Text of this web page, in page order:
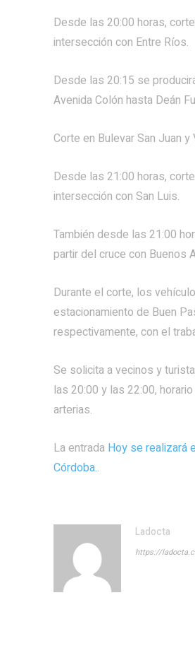
Desde las 20:00 horas,
intersección con Entre Ríos.
Desde las 20:15 se
Avenida Colón hasta Deán
Corte en Bulevar San Juan
Desde las 21:00 horas,
intersección con San Luis.
También desde las 21:00
partir del cruce con Buenos
Durante el corte, los
estacionamiento de Buen
respectivamente, con el
Se solicita a vecinos y
las 20:00 y las 22:00,
arterias.
La entrada Hoy se realizará
Córdoba..
Ladocta
https://